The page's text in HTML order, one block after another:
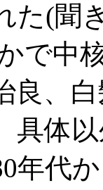
た(聞
で中
良、
具体
年代